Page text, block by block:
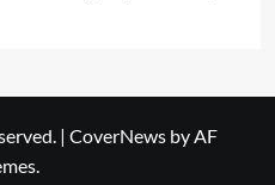
| CoverNews by AF